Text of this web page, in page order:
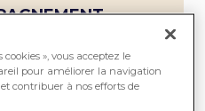
», vous acceptez le
pour améliorer la navigation
contribuer à nos efforts de